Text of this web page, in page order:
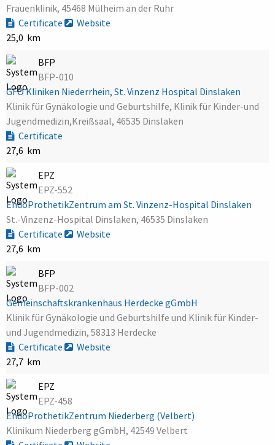
Frauenklinik, 45468 Mülheim an der Ruhr
Certificate
Website
25,0 km
BFP
BFP-010
GFO Kliniken Niederrhein, St. Vinzenz Hospital Dinslaken
Klinik für Gynäkologie und Geburtshilfe, Klinik für Kinder-und
Jugendmedizin,Kreißsaal, 46535 Dinslaken
Certificate
27,6 km
EPZ
EPZ-552
EndoProthetikZentrum am St. Vinzenz-Hospital Dinslaken
St.-Vinzenz-Hospital Dinslaken, 46535 Dinslaken
Certificate
Website
27,6 km
BFP
BFP-002
Gemeinschaftskrankenhaus Herdecke gGmbH
Klinik für Gynäkologie und Geburtshilfe und Klinik für Kinder-
und Jugendmedizin, 58313 Herdecke
Certificate
Website
27,7 km
EPZ
EPZ-458
EndoProthetikZentrum Niederberg (Velbert)
Klinikum Niederberg gGmbH, 42549 Velbert